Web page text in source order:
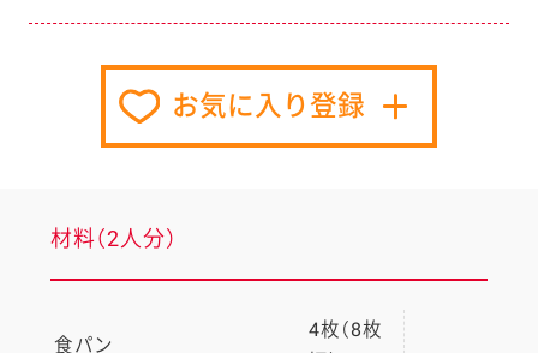
お気に入り登録
材料（2人分）
食パン
4枚（8枚